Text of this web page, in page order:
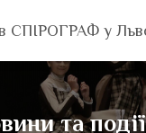
та події